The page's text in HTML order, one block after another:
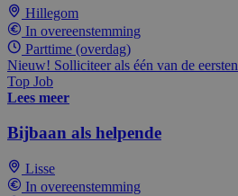
Hillegom
In overeenstemming
Parttime (overdag)
Nieuw! Solliciteer als één van de eersten
Top Job
Lees meer
Bijbaan als helpende
Lisse
In overeenstemming